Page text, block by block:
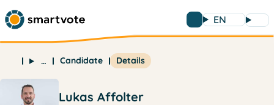
EN
… Candidate Details
Lukas Affolter